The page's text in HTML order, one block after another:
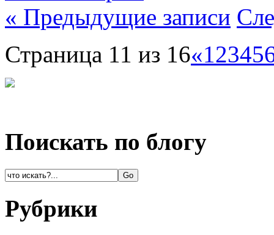
« Предыдущие записи
Страница 11 из 16«12345
Поискать по блогу
Рубрики